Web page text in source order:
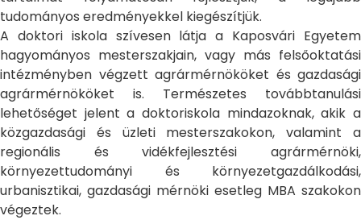
tudományos eredményekkel kiegészítjük.
A doktori iskola szívesen látja a Kaposvári Egyetem
hagyományos mesterszakjain, vagy más felsőoktatási
intézményben végzett agrármérnököket és gazdasági
agrármérnököket is. Természetes továbbtanulási
lehetőséget jelent a doktoriskola mindazoknak, akik a
közgazdasági és üzleti mesterszakokon, valamint a
regionális és vidékfejlesztési agrármérnöki,
környezettudományi és környezetgazdálkodási,
urbanisztikai, gazdasági mérnöki esetleg MBA szakokon
végeztek.